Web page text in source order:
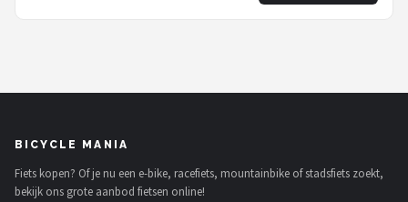
BICYCLE MANIA
Fiets kopen? Of je nu een e-bike, racefiets, mountainbike of stadsfiets zoekt,
bekijk ons grote aanbod fietsen online!